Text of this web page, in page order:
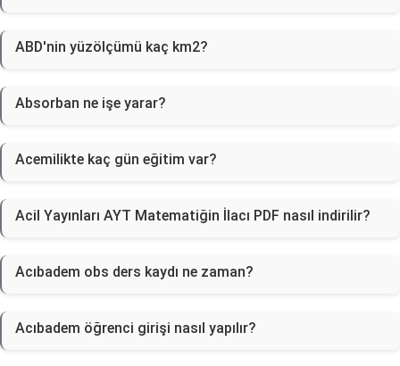
ABD'nin yüzölçümü kaç km2?
Absorban ne işe yarar?
Acemilikte kaç gün eğitim var?
Acil Yayınları AYT Matematiğin İlacı PDF nasıl indirilir?
Acıbadem obs ders kaydı ne zaman?
Acıbadem öğrenci girişi nasıl yapılır?